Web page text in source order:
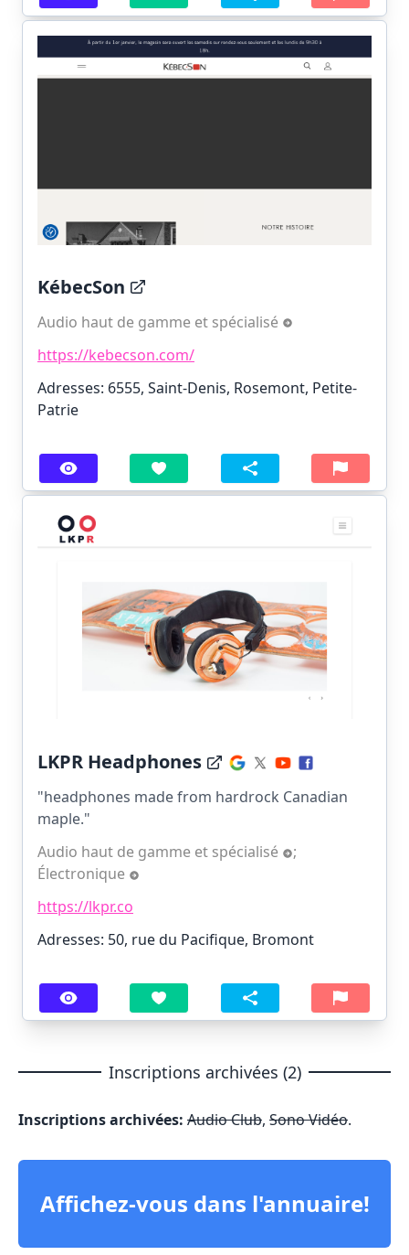
KébecSon
Audio haut de gamme et spécialisé
https://kebecson.com/
Adresses: 6555, Saint-Denis, Rosemont, Petite-
Patrie
LKPR Headphones
"headphones made from hardrock Canadian
maple."
Audio haut de gamme et spécialisé
;
Électronique
https://lkpr.co
Adresses: 50, rue du Pacifique, Bromont
Inscriptions archivées (2)
Inscriptions archivées: Audio Club, Sono Vidéo.
Affichez-vous dans l'annuaire!